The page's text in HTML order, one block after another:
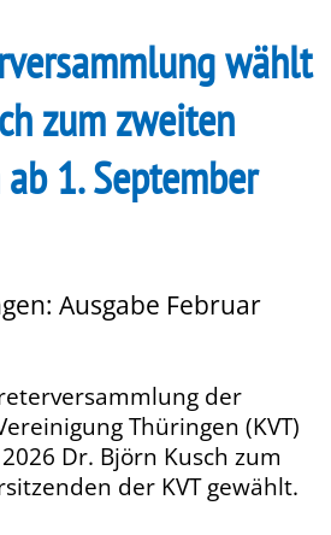
wählt
zum zweiten
1. September
Ausgabe Februar
der
Thüringen (KVT)
Dr. Björn Kusch zum
der KVT gewählt.